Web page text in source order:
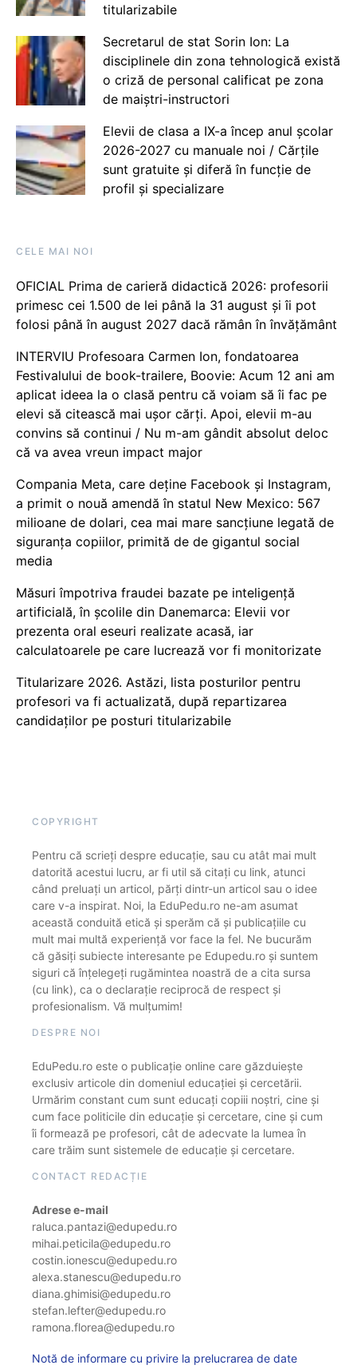
titularizabile
Secretarul de stat Sorin Ion: La
disciplinele din zona tehnologică există
o criză de personal calificat pe zona
de maiștri-instructori
Elevii de clasa a IX-a încep anul școlar
2026-2027 cu manuale noi / Cărțile
sunt gratuite și diferă în funcție de
profil și specializare
CELE MAI NOI
OFICIAL Prima de carieră didactică 2026: profesorii
primesc cei 1.500 de lei până la 31 august și îi pot
folosi până în august 2027 dacă rămân în învățământ
INTERVIU Profesoara Carmen Ion, fondatoarea
Festivalului de book-trailere, Boovie: Acum 12 ani am
aplicat ideea la o clasă pentru că voiam să îi fac pe
elevi să citească mai ușor cărți. Apoi, elevii m-au
convins să continui / Nu m-am gândit absolut deloc
că va avea vreun impact major
Compania Meta, care deține Facebook și Instagram,
a primit o nouă amendă în statul New Mexico: 567
milioane de dolari, cea mai mare sancțiune legată de
siguranța copiilor, primită de de gigantul social
media
Măsuri împotriva fraudei bazate pe inteligență
artificială, în școlile din Danemarca: Elevii vor
prezenta oral eseuri realizate acasă, iar
calculatoarele pe care lucrează vor fi monitorizate
Titularizare 2026. Astăzi, lista posturilor pentru
profesori va fi actualizată, după repartizarea
candidaților pe posturi titularizabile
COPYRIGHT
Pentru că scrieți despre educație, sau cu atât mai mult
datorită acestui lucru, ar fi util să citați cu link, atunci
când preluați un articol, părți dintr-un articol sau o idee
care v-a inspirat. Noi, la EduPedu.ro ne-am asumat
această conduită etică și sperăm că și publicațiile cu
mult mai multă experiență vor face la fel. Ne bucurăm
că găsiți subiecte interesante pe Edupedu.ro și suntem
siguri că înțelegeți rugămintea noastră de a cita sursa
(cu link), ca o declarație reciprocă de respect și
profesionalism. Vă mulțumim!
DESPRE NOI
EduPedu.ro este o publicație online care găzduiește
exclusiv articole din domeniul educației și cercetării.
Urmărim constant cum sunt educați copiii noștri, cine și
cum face politicile din educație și cercetare, cine și cum
îi formează pe profesori, cât de adecvate la lumea în
care trăim sunt sistemele de educație și cercetare.
CONTACT REDACȚIE
Adrese e-mail
raluca.pantazi@edupedu.ro
mihai.peticila@edupedu.ro
costin.ionescu@edupedu.ro
alexa.stanescu@edupedu.ro
diana.ghimisi@edupedu.ro
stefan.lefter@edupedu.ro
ramona.florea@edupedu.ro
Notă de informare cu privire la prelucrarea de date